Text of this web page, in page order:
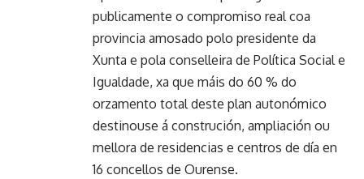
publicamente o compromiso real coa
provincia amosado polo presidente da
Xunta e pola conselleira de Política Social e
Igualdade, xa que máis do 60 % do
orzamento total deste plan autonómico
destinouse á construción, ampliación ou
mellora de residencias e centros de día en
16 concellos de Ourense.